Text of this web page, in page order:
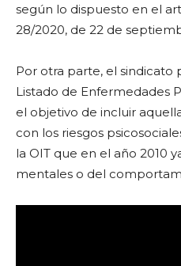
según lo dispuesto en el
28/2020, de 22 de
Por otra parte, el
Listado de Enfermedades
el objetivo de incluir
con los riesgos
la OIT que en el año 2010
mentales o del